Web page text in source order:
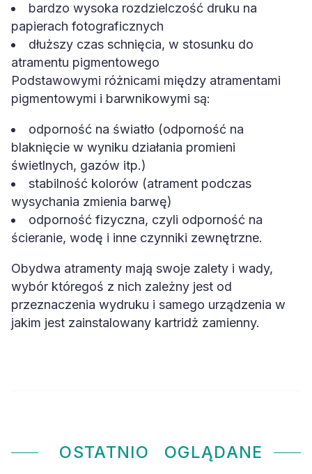
bardzo wysoka rozdzielczość druku na
papierach fotograficznych
dłuższy czas schnięcia, w stosunku do
atramentu pigmentowego
Podstawowymi różnicami między atramentami
pigmentowymi i barwnikowymi są:
odporność na światło (odporność na
blaknięcie w wyniku działania promieni
świetlnych, gazów itp.)
stabilność kolorów (atrament podczas
wysychania zmienia barwę)
odporność fizyczna, czyli odporność na
ścieranie, wodę i inne czynniki zewnętrzne.
Obydwa atramenty mają swoje zalety i wady,
wybór któregoś z nich zależny jest od
przeznaczenia wydruku i samego urządzenia w
jakim jest zainstalowany kartridż zamienny.
OSTATNIO OGLĄDANE